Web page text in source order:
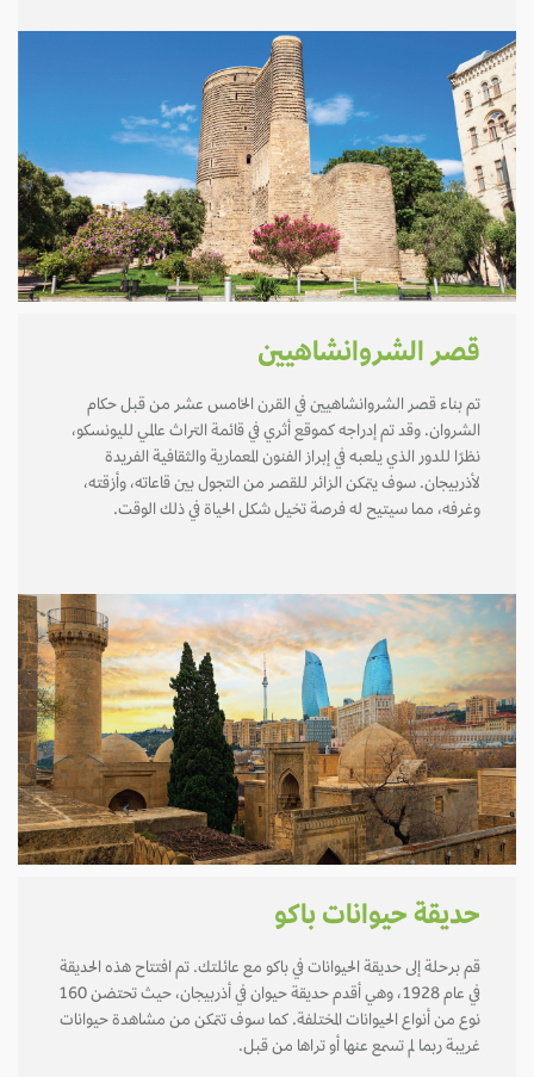
قصر الشروانشاهيين
تم بناء قصر الشروانشاهيين في القرن الخامس عشر من قبل حكام
الشروان. وقد تم إدراجه كموقع أثري في قائمة التراث عالمي لليونسكو،
نظرًا للدور الذي يلعبه في إبراز الفنون المعمارية والثقافية الفريدة
لأذربيجان. سوف يتمكن الزائر للقصر من التجول بين قاعاته، وأزقته،
وغرفه، مما سيتيح له فرصة تخيل شكل الحياة في ذلك الوقت.
حديقة حيوانات باكو
قم برحلة إلى حديقة الحيوانات في باكو مع عائلتك. تم افتتاح هذه الحديقة
في عام 1928، وهي أقدم حديقة حيوان في أذربيجان، حيث تحتضن 160
نوع من أنواع الحيوانات المختلفة. كما سوف تتمكن من مشاهدة حيوانات
غريبة ربما لم تسمع عنها أو تراها من قبل.